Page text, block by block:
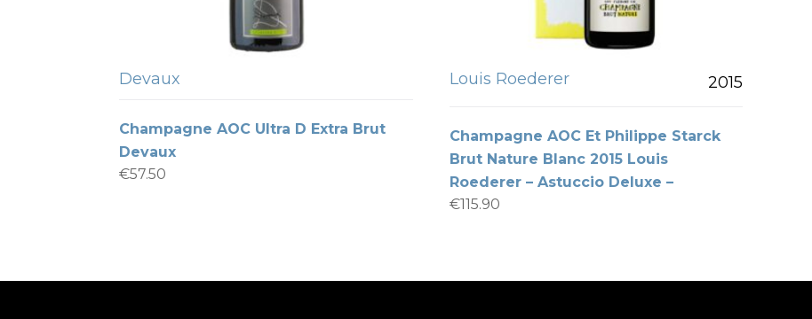
Devaux
Champagne AOC Ultra D Extra Brut
Devaux
€57.50
Louis Roederer 2015
Champagne AOC Et Philippe Starck
Brut Nature Blanc 2015 Louis
Roederer – Astuccio Deluxe –
€115.90